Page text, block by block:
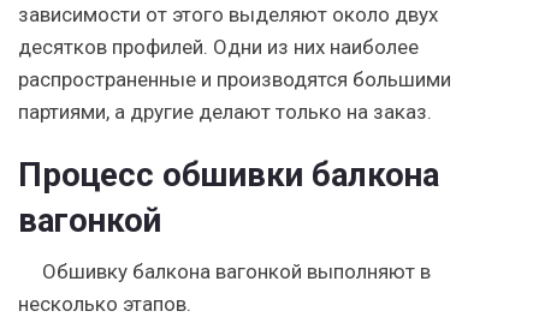
зависимости от этого выделяют около двух
десятков профилей. Одни из них наиболее
распространенные и производятся большими
партиями, а другие делают только на заказ.
Процесс обшивки балкона
вагонкой
Обшивку балкона вагонкой выполняют в
несколько этапов.